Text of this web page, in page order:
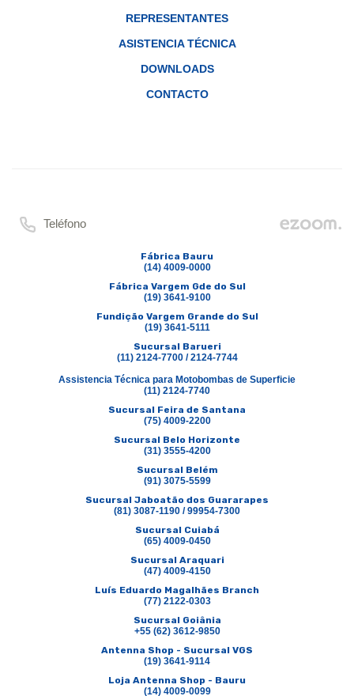
REPRESENTANTES
ASISTENCIA TÉCNICA
DOWNLOADS
CONTACTO
Teléfono
Fábrica Bauru
(14) 4009-0000
Fábrica Vargem Gde do Sul
(19) 3641-9100
Fundição Vargem Grande do Sul
(19) 3641-5111
Sucursal Barueri
(11) 2124-7700 / 2124-7744
Assistencia Técnica para Motobombas de Superficie
(11) 2124-7740
Sucursal Feira de Santana
(75) 4009-2200
Sucursal Belo Horizonte
(31) 3555-4200
Sucursal Belém
(91) 3075-5599
Sucursal Jaboatão dos Guararapes
(81) 3087-1190 / 99954-7300
Sucursal Cuiabá
(65) 4009-0450
Sucursal Araquari
(47) 4009-4150
Luís Eduardo Magalhães Branch
(77) 2122-0303
Sucursal Goiânia
+55 (62) 3612-9850
Antenna Shop - Sucursal VGS
(19) 3641-9114
Loja Antenna Shop - Bauru
(14) 4009-0099